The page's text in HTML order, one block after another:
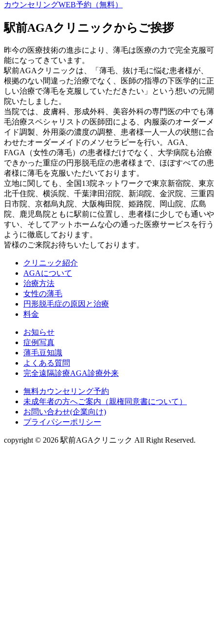
カウンセリングWEB予約（無料）
駅前AGAクリニックからご挨拶
昨今の医療技術の進歩により、薄毛は医療の力で完全克服可
能になってきています。
駅前AGAクリニックは、「薄毛、抜け毛に悩む患者様が、
根拠のない間違った治療でなく、医師の指導の下医学的に正
しい治療で薄毛を克服していただきたい」という想いの元開
院いたしました。
当院では、皮膚科、形成外科、美容外科の専門医の中でも薄
毛治療スペシャリストの医師団による、内服薬のオーダーメ
イド調製、外用薬の濃度の調整、患者様一人一人の状態に合
わせたオーダーメイドのメソセラピーを行い。AGA、
FAGA（女性の薄毛）の患者様だけでなく、大学病院も治療
できかった重症の円形脱毛症の患者様まで、ほぼすべての患
者様に薄毛を克服いただいております。
立地に関しても、全国13院ネットワークで東京新宿院、東京
北千住院、横浜院、千葉津田沼院、新潟院、金沢院、三重四
日市院、京都烏丸院、大阪梅田院、姫路院、岡山院、広島
院、鹿児島院ともに駅前に位置し、患者様に少しでも通いや
すい、そしてアットホームな心の通った医療サービスを行う
ように徹底しております。
皆様のご来院お待ちいたしております。
クリニック紹介
AGAについて
治療方法
女性の薄毛
円形脱毛症の原因と治療
料金
お知らせ
症例写真
薄毛豆知識
よくある質問
完全遠隔診療AGA診療外来
無料カウンセリング予約
未成年者の方へご案内（親権同意書について）
お問い合わせ(企業向け)
プライパシーポリシー
copyright © 2026 駅前AGAクリニック All Right Reserved.